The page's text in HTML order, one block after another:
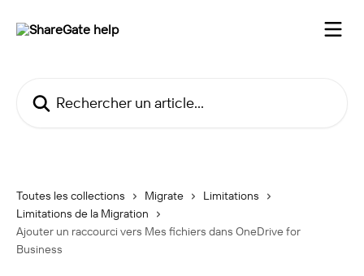
Toutes les collections Migrate
Limitations
Limitations de la Migration
Ajouter un raccourci vers Mes fichiers dans OneDrive for
Business